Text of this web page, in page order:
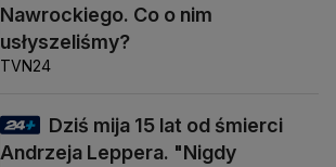
Nawrockiego. Co o nim
usłyszeliśmy?
TVN24
Dziś mija 15 lat od śmierci
Andrzeja Leppera. "Nigdy